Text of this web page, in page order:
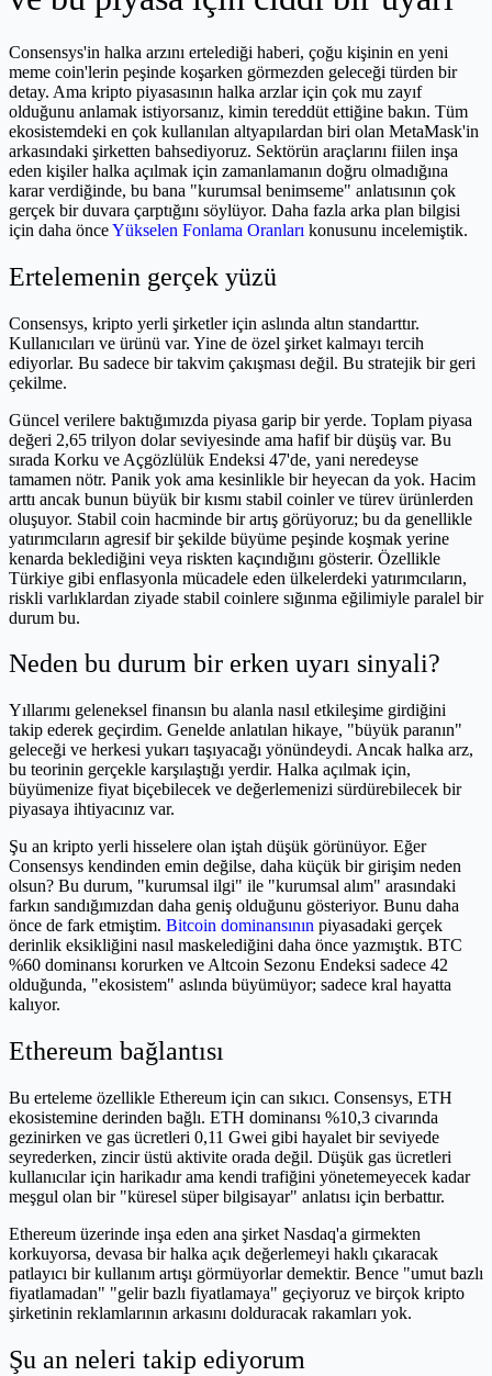
Consensys'in halka arzını ertelediği haberi, çoğu kişinin en yeni
meme coin'lerin peşinde koşarken görmezden geleceği türden bir
detay. Ama kripto piyasasının halka arzlar için çok mu zayıf
olduğunu anlamak istiyorsanız, kimin tereddüt ettiğine bakın. Tüm
ekosistemdeki en çok kullanılan altyapılardan biri olan MetaMask'in
arkasındaki şirketten bahsediyoruz. Sektörün araçlarını fiilen inşa
eden kişiler halka açılmak için zamanlamanın doğru olmadığına
karar verdiğinde, bu bana "kurumsal benimseme" anlatısının çok
gerçek bir duvara çarptığını söylüyor. Daha fazla arka plan bilgisi
için daha önceYükselen Fonlama Oranları konusunu incelemiştik.
Ertelemenin gerçek yüzü
Consensys, kripto yerli şirketler için aslında altın standarttır.
Kullanıcıları ve ürünü var. Yine de özel şirket kalmayı tercih
ediyorlar. Bu sadece bir takvim çakışması değil. Bu stratejik bir geri
çekilme.
Güncel verilere baktığımızda piyasa garip bir yerde. Toplam piyasa
değeri 2,65 trilyon dolar seviyesinde ama hafif bir düşüş var. Bu
sırada Korku ve Açgözlülük Endeksi 47'de, yani neredeyse
tamamen nötr. Panik yok ama kesinlikle bir heyecan da yok. Hacim
arttı ancak bunun büyük bir kısmı stabil coinler ve türev ürünlerden
oluşuyor. Stabil coin hacminde bir artış görüyoruz; bu da genellikle
yatırımcıların agresif bir şekilde büyüme peşinde koşmak yerine
kenarda beklediğini veya riskten kaçındığını gösterir. Özellikle
Türkiye gibi enflasyonla mücadele eden ülkelerdeki yatırımcıların,
riskli varlıklardan ziyade stabil coinlere sığınma eğilimiyle paralel bir
durum bu.
Neden bu durum bir erken uyarı sinyali?
Yıllarımı geleneksel finansın bu alanla nasıl etkileşime girdiğini
takip ederek geçirdim. Genelde anlatılan hikaye, "büyük paranın"
geleceği ve herkesi yukarı taşıyacağı yönündeydi. Ancak halka arz,
bu teorinin gerçekle karşılaştığı yerdir. Halka açılmak için,
büyümenize fiyat biçebilecek ve değerlemenizi sürdürebilecek bir
piyasaya ihtiyacınız var.
Şu an kripto yerli hisselere olan iştah düşük görünüyor. Eğer
Consensys kendinden emin değilse, daha küçük bir girişim neden
olsun? Bu durum, "kurumsal ilgi" ile "kurumsal alım" arasındaki
farkın sandığımızdan daha geniş olduğunu gösteriyor. Bunu daha
önce de fark etmiştim. Bitcoin dominansının piyasadaki gerçek
derinlik eksikliğini nasıl maskelediğini daha önce yazmıştık. BTC
%60 dominansı korurken ve Altcoin Sezonu Endeksi sadece 42
olduğunda, "ekosistem" aslında büyümüyor; sadece kral hayatta
kalıyor.
Ethereum bağlantısı
Bu erteleme özellikle Ethereum için can sıkıcı. Consensys, ETH
ekosistemine derinden bağlı. ETH dominansı %10,3 civarında
gezinirken ve gas ücretleri 0,11 Gwei gibi hayalet bir seviyede
seyrederken, zincir üstü aktivite orada değil. Düşük gas ücretleri
kullanıcılar için harikadır ama kendi trafiğini yönetemeyecek kadar
meşgul olan bir "küresel süper bilgisayar" anlatısı için berbattır.
Ethereum üzerinde inşa eden ana şirket Nasdaq'a girmekten
korkuyorsa, devasa bir halka açık değerlemeyi haklı çıkaracak
patlayıcı bir kullanım artışı görmüyorlar demektir. Bence "umut bazlı
fiyatlamadan" "gelir bazlı fiyatlamaya" geçiyoruz ve birçok kripto
şirketinin reklamlarının arkasını dolduracak rakamları yok.
Şu an neleri takip ediyorum